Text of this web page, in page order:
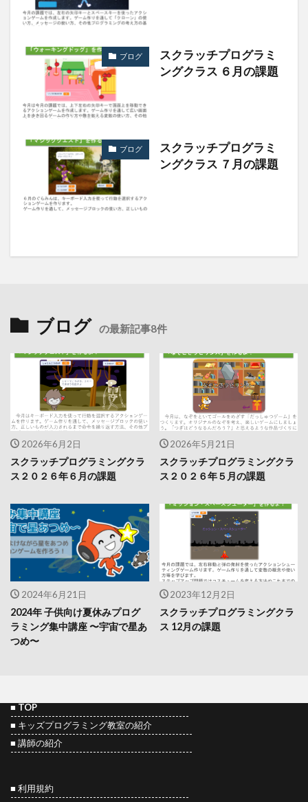
ブログ
スクラッチプログラミ
ングクラス ６月の課題
ブログ
スクラッチプログラミ
ングクラス ７月の課題
ブログ の最新記事8件
2026年6月2日
スクラッチプログラミングクラ
ス２０２６年６月の課題
2026年5月21日
スクラッチプログラミングクラ
ス２０２６年５月の課題
2024年6月21日
2024年 子供向け夏休みプログ
ラミング集中講座 〜宇宙で星あ
つめ〜
2023年12月2日
スクラッチプログラミングクラ
ス 12月の課題
■ TOP
----------------------------------------------------
■ キッズプログラミング教室の紹介
-----------------------------------------------------
■ 講師の紹介
-----------------------------------------------------
■ 利用規約
----------------------------------------------------